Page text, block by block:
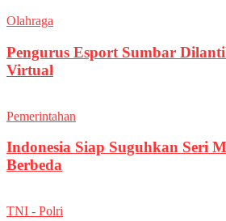
Olahraga
Pengurus Esport Sumbar
Virtual
Pemerintahan
Indonesia Siap Suguhkan Seri
Berbeda
TNI - Polri